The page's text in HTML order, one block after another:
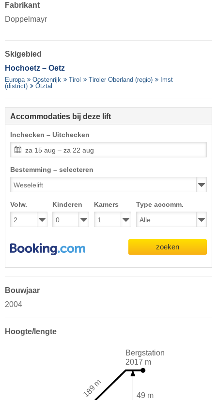
Fabrikant
Doppelmayr
Skigebied
Hochoetz – Oetz
Europa Oostenrijk Tirol Tiroler Oberland (regio)
Imst
(district)
Ötztal
Accommodaties bij deze lift
Inchecken – Uitchecken
za 15 aug – za 22 aug
Bestemming – selecteren
Volw. Kinderen Kamers Type accomm.
zoeken
Bouwjaar
2004
Hoogte/lengte
Bergstation
2017 m
49 m
189 m